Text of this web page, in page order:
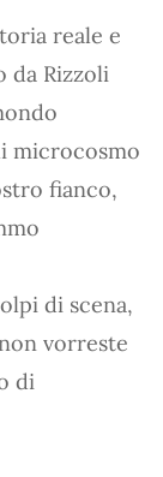
reale e
da Rizzoli
microcosmo
fianco,
di scena,
vorreste
di